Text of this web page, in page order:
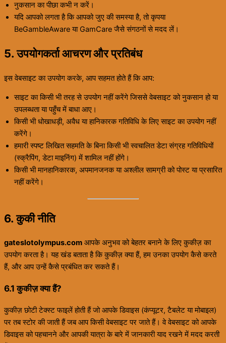
नुकसान का पीछा कभी न करें।
यदि आपको लगता है कि आपको जुए की समस्या है, तो कृपया
BeGambleAware या GamCare जैसे संगठनों से मदद लें।
5. उपयोगकर्ता आचरण और प्रतिबंध
इस वेबसाइट का उपयोग करके, आप सहमत होते हैं कि आप:
साइट का किसी भी तरह से उपयोग नहीं करेंगे जिससे वेबसाइट को नुकसान हो या
उपलब्धता या पहुँच में बाधा आए।
किसी भी धोखाधड़ी, अवैध या हानिकारक गतिविधि के लिए साइट का उपयोग नहीं
करेंगे।
हमारी स्पष्ट लिखित सहमति के बिना किसी भी स्वचालित डेटा संग्रह गतिविधियों
(स्क्रैपिंग, डेटा माइनिंग) में शामिल नहीं होंगे।
किसी भी मानहानिकारक, अपमानजनक या अश्लील सामग्री को पोस्ट या प्रसारित
नहीं करेंगे।
6. कुकी नीति
gateslotolympus.com आपके अनुभव को बेहतर बनाने के लिए कुकीज़ का
उपयोग करता है। यह खंड बताता है कि कुकीज़ क्या हैं, हम उनका उपयोग कैसे करते
हैं, और आप उन्हें कैसे प्रबंधित कर सकते हैं।
6.1 कुकीज़ क्या हैं?
कुकीज़ छोटी टेक्स्ट फाइलें होती हैं जो आपके डिवाइस (कंप्यूटर, टैबलेट या मोबाइल)
पर तब स्टोर की जाती हैं जब आप किसी वेबसाइट पर जाते हैं। वे वेबसाइट को आपके
डिवाइस को पहचानने और आपकी यात्रा के बारे में जानकारी याद रखने में मदद करती